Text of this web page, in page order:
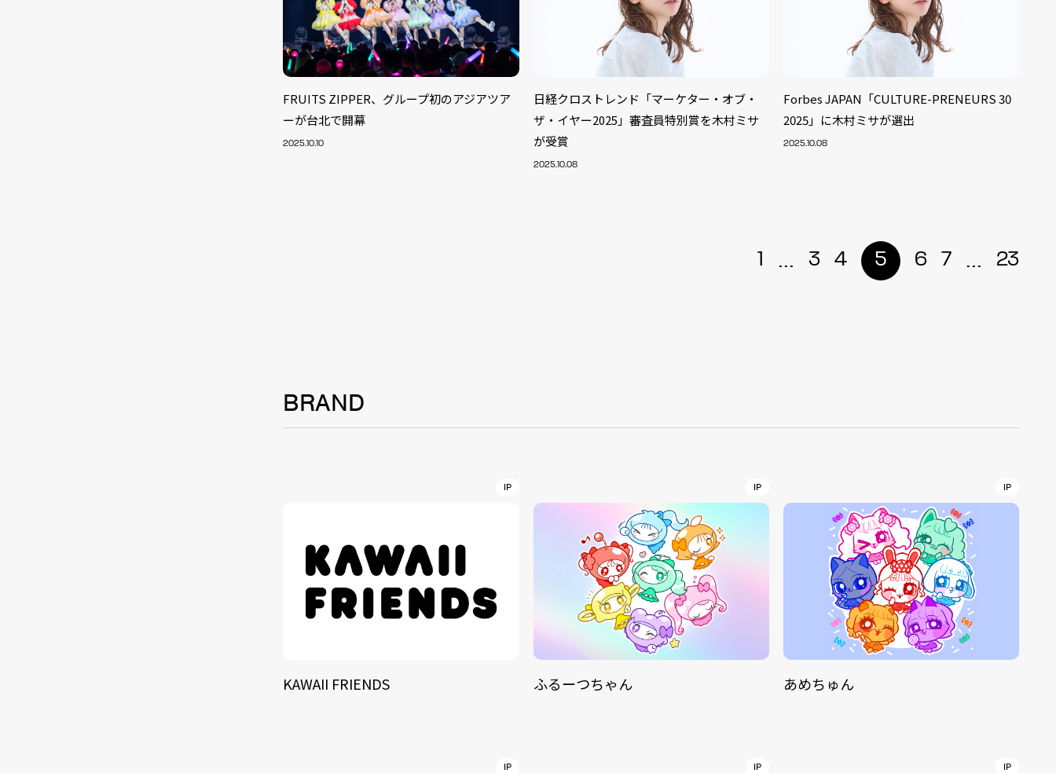
FRUITS ZIPPER、グループ初のアジアツア
ーが台北で開幕
2025.10.10
日経クロストレンド「マーケター・オブ・
ザ・イヤー2025」審査員特別賞を木村ミサ
が受賞
2025.10.08
Forbes JAPAN「CULTURE-PRENEURS 30
2025」に木村ミサが選出
2025.10.08
1 ... 3 4 5 6 7 ... 23
BRAND
IP
KAWAII FRIENDS
IP
ふるーつちゃん
IP
あめちゅん
IP IP IP
NEWS
SOLUTION
BRAND
CONTACT